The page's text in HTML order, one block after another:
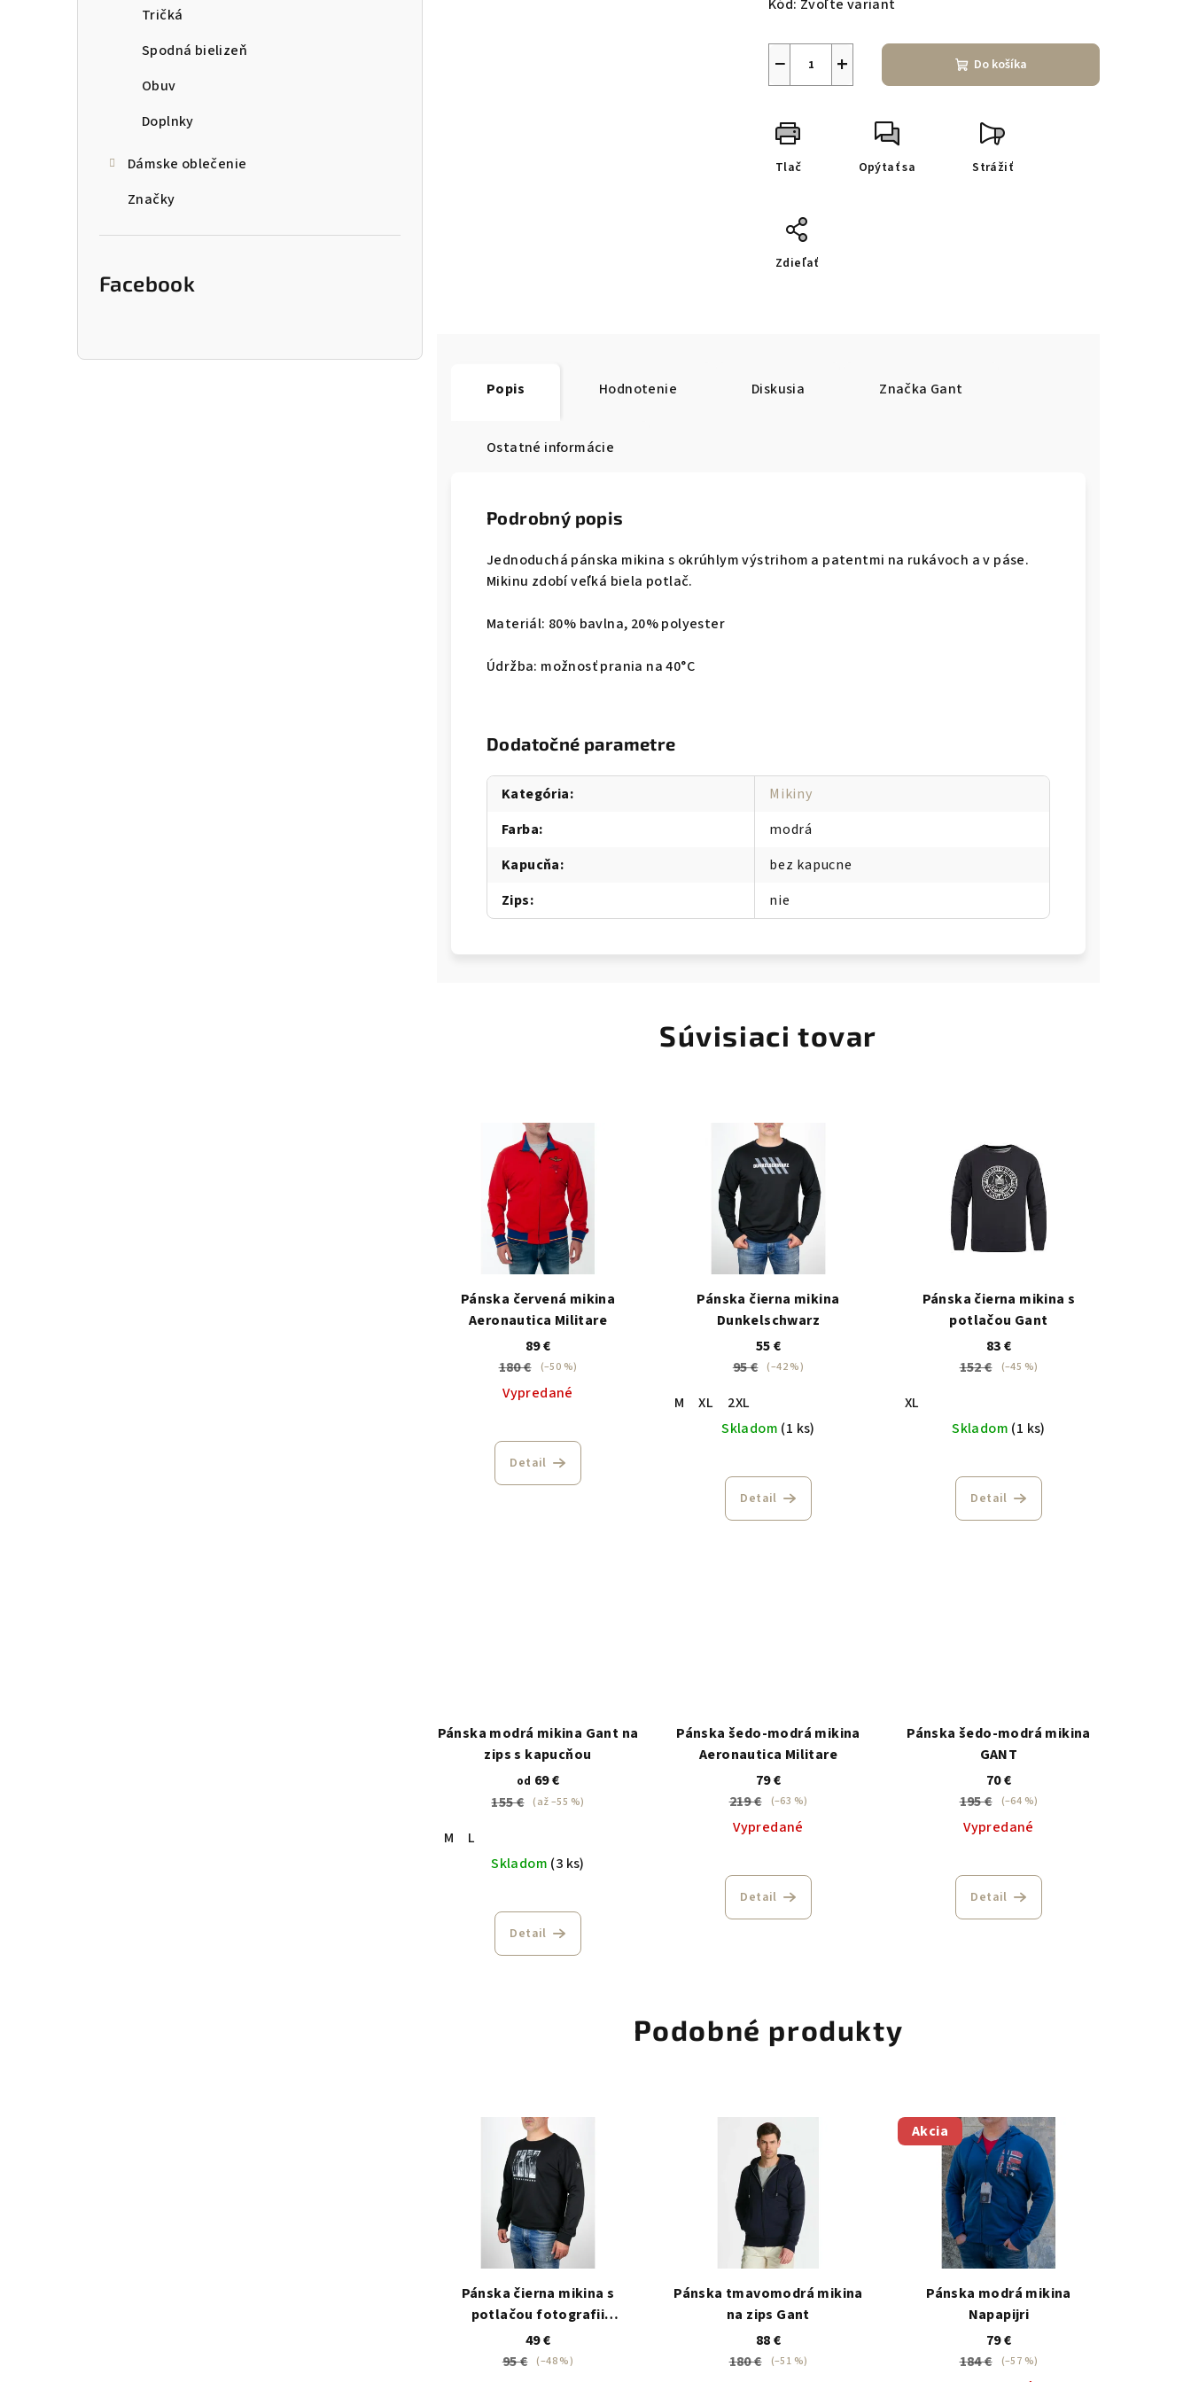
Tričká
Spodná bielizeň
Obuv
Doplnky
Dámske oblečenie
Značky
Facebook
Kód: Zvoľte variant
+
− Do košíka
Tlač Opýtať sa Strážiť
Zdieľať
Popis Hodnotenie Diskusia Značka Gant
Ostatné informácie
Podrobný popis
Jednoduchá pánska mikina s okrúhlym výstrihom a patentmi na rukávoch a v páse.
Mikinu zdobí veľká biela potlač.
Materiál: 80% bavlna, 20% polyester
Údržba: možnosť prania na 40°C
Dodatočné parametre
Kategória:
Mikiny
Farba:
modrá
Kapucňa:
bez kapucne
Zips: nie
Súvisiaci tovar
Pánska červená mikina
Aeronautica Militare
89 €
180 €
(–50 %)
Vypredané
Detail
Pánska čierna mikina
Dunkelschwarz
55 €
95 €
(–42 %)
M XL
2XL
Skladom (1 ks)
Detail
Pánska čierna mikina s
potlačou Gant
83 €
152 €
(–45 %)
XL
Skladom (1 ks)
Detail
Pánska modrá mikina Gant na
zips s kapucňou
od 69 €
155 €
(až –55 %)
M
L
Skladom (3 ks)
Detail
Pánska šedo-modrá mikina
Aeronautica Militare
79 €
219 €
(–63 %)
Vypredané
Detail
Pánska šedo-modrá mikina
GANT
70 €
195 €
(–64 %)
Vypredané
Detail
Podobné produkty
Pánska čierna mikina s
potlačou fotografii
Dunkelschwarz
49 €
95 €
(–48 %)
Pánska tmavomodrá mikina
na zips Gant
88 €
180 €
(–51 %)
Akcia
Pánska modrá mikina
Napapijri
79 €
184 €
(–57 %)